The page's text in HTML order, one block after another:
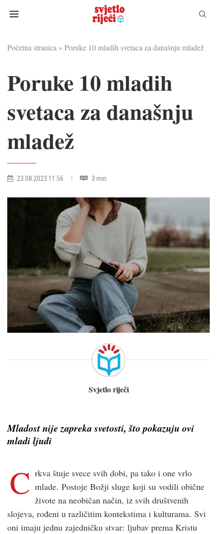
Početna stranica » Poruke 10 mladih svetaca za današnju mladež
Poruke 10 mladih
svetaca za današnju
mladež
23.08.2023 11:56 3 min
Svjetlo riječi
Mladost nije zapreka svetosti, što pokazuju ovi
mladi ljudi
C rkva štuje svece svih dobi, pa tako i one vrlo
mlade. Postoje Božji sluge koji su vodili obične
živote na neobičan način, iz svih društvenih
slojeva, rođeni u različitim kontekstima i kulturama. Svi
oni imaju jednu zajedničku stvar: ljubav prema Kristu